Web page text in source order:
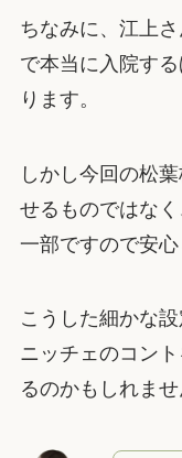
ちなみに、江上
で本当に入院す
ります。
しかし今回の松
せるものではな
一部ですので安心
こうした細かな
ニッチェのコン
るのかもしれませ